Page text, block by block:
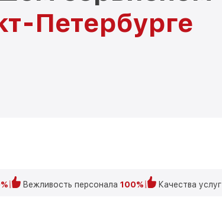
Петербурге
Вежливость персонала 100% Качества услуг